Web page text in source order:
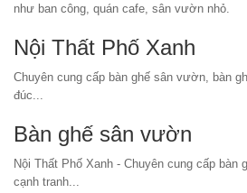
như ban công, quán cafe, sân vườn nhỏ.
Nội Thất Phố Xanh
Chuyên cung cấp bàn ghế sân vườn, bàn
đúc...
Bàn ghế sân vườn
Nội Thất Phố Xanh - Chuyên cung cấp
cạnh tranh...